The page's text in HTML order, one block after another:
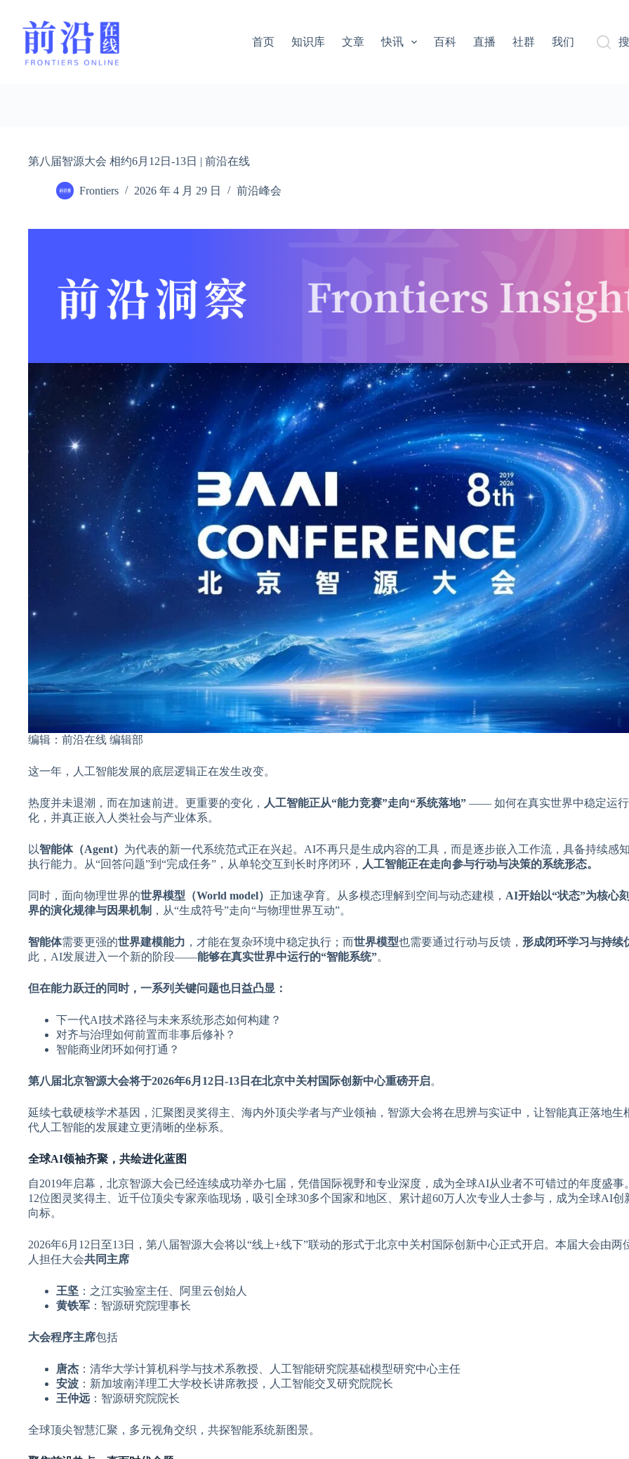
首页 知识库 文章 快讯 百科 直播 社群 我们
第八届智源大会 相约6月12日-13日 | 前沿在线
Frontiers 2026 年 4 月 29 日 前沿峰会
编辑：前沿在线 编辑部
这一年，人工智能发展的底层逻辑正在发生改变。
热度并未退潮，而在加速前进。更重要的变化， 人工智能正从“能力竞赛”走向“系统落地” —— 如何在真实世界中稳定运
化，并真正嵌入人类社会与产业体系。
以智能体（Agent） 为代表的新一代系统范式正在兴起。AI不再只是生成内容的工具，而是逐步嵌入工作流，具备持续感
执行能力。从“回答问题”到“完成任务”，从单轮交互到长时序闭环， 人工智能正在走向参与行动与决策的系统形态。
同时，面向物理世界的世界模型（World model） 正加速孕育。从多模态理解到空间与动态建模， AI开始以“状态”为核心
界的演化规律与因果机制 ，从“生成符号”走向“与物理世界互动”。
智能体需要更强的世界建模能力 ，才能在复杂环境中稳定执行；而世界模型也需要通过行动与反馈， 形成闭环学习与持续
此，AI发展进入一个新的阶段——能够在真实世界中运行的“智能系统”。
但在能力跃迁的同时，一系列关键问题也日益凸显：
下一代AI技术路径与未来系统形态如何构建？
对齐与治理如何前置而非事后修补？
智能商业闭环如何打通？
第八届北京智源大会将于2026年6月12日-13日在北京中关村国际创新中心重磅开启。
延续七载硬核学术基因，汇聚图灵奖得主、海内外顶尖学者与产业领袖，智源大会将在思辨与实证中，让智能真正落地生
代人工智能的发展建立更清晰的坐标系。
全球AI领袖齐聚，共绘进化蓝图
自2019年启幕，北京智源大会已经连续成功举办七届，凭借国际视野和专业深度，成为全球AI从业者不可错过的年度盛事
12位图灵奖得主、近千位顶尖专家亲临现场，吸引全球30多个国家和地区、累计超60万人次专业人士参与，成为全球AI创
向标。
2026年6月12日至13日，第八届智源大会将以“线上+线下”联动的形式于北京中关村国际创新中心正式开启。本届大会由两
人担任大会共同主席
王坚 ：之江实验室主任、阿里云创始人
黄铁军 ：智源研究院理事长
大会程序主席包括
唐杰 ：清华大学计算机科学与技术系教授、人工智能研究院基础模型研究中心主任
安波 ：新加坡南洋理工大学校长讲席教授，人工智能交叉研究院院长
王仲远 ：智源研究院院长
全球顶尖智慧汇聚，多元视角交织，共探智能系统新图景。